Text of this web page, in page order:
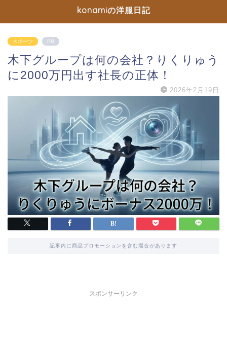
konamiの洋服日記
スポーツ PR
木下グループは何の会社？りくりゅう
に2000万円出す社長の正体！
2026年2月19日
記事内に商品プロモーションを含む場合があります
スポンサーリンク